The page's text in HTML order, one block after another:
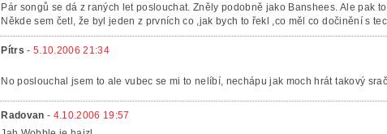
Pár songů se dá z raných let poslouchat. Zněly podobně jako Banshees. Ale pak
Někde sem četl, že byl jeden z prvních co ,jak bych to řekl ,co měl co dočinění s
Pítrs -5.10.2006 21:34
No poslouchal jsem to ale vubec se mi to nelíbí, nechápu jak moch hrát takový
Radovan - 4.10.2006 19:57